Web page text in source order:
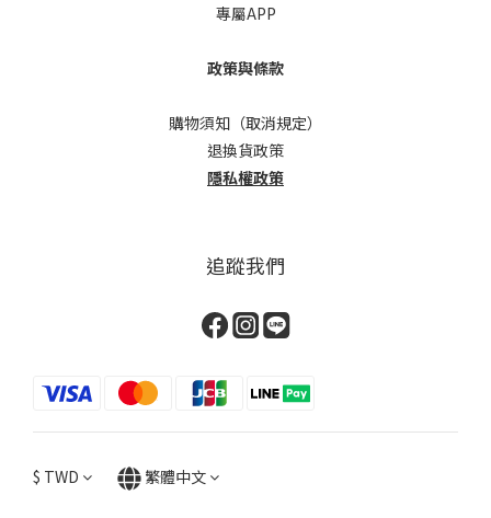
專屬APP
政策與條款
購物須知（取消規定）
退換貨政策
隱私權政策
追蹤我們
$ TWD 繁體中文